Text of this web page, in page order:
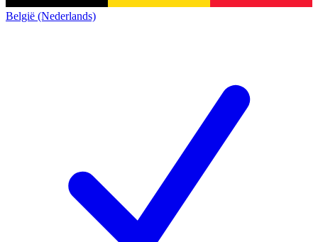
België (Nederlands)